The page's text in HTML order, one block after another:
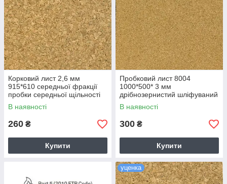
Корковий лист 2,6 мм
915*610 середньої фракції
пробки середньої щільності
8002
В наявності
260 ₴
Купити
Пробковий лист 8004
1000*500* 3 мм
дрібнозернистий шліфуваний
В наявності
300 ₴
Купити
уценка